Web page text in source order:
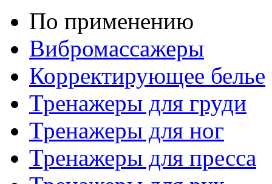
По применению
Вибромассажеры
Корректирующее белье
Тренажеры для груди
Тренажеры для ног
Тренажеры для пресса